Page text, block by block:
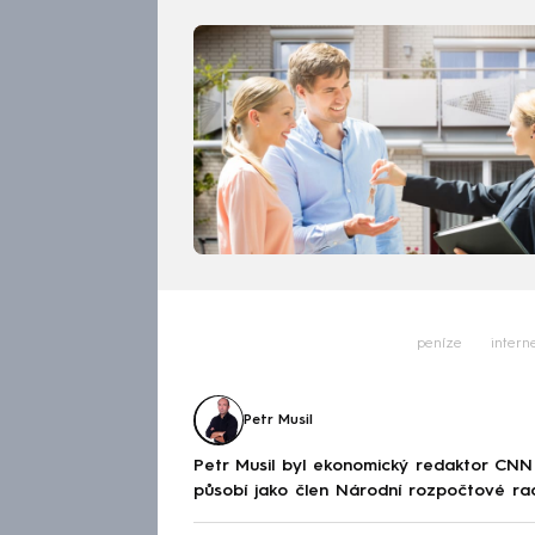
peníze
Petr Musil
Petr Musil byl ekonomický redaktor
působí jako člen Národní rozpočtové